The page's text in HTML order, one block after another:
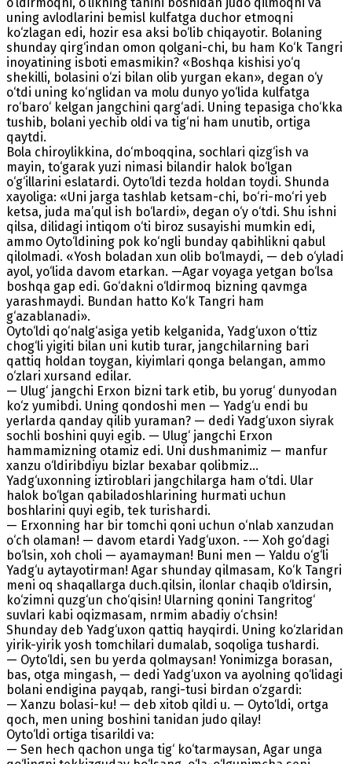
uning avlodlarini bemisl kulfatga duchor etmoqni
ko‘zlagan edi, hozir esa aksi bo‘lib chiqayotir. Bolaning
shunday qirg‘indan omon qolgani-chi, bu ham Ko‘k Tangri
inoyatining isboti emasmikin? «Boshqa kishisi yo‘q
shekilli, bolasini o‘zi bilan olib yurgan ekan», degan o‘y
o‘tdi uning ko‘nglidan va molu dunyo yo‘lida kulfatga
ro‘baro‘ kelgan jangchini qarg‘adi. Uning tepasiga cho‘kka
tushib, bolani yechib oldi va tig‘ni ham unutib, ortiga
qaytdi.
Bola chiroylikkina, do‘mboqqina, sochlari qizg‘ish va
mayin, to‘garak yuzi nimasi bilandir halok bo‘lgan
o‘g‘illarini eslatardi. Oyto‘ldi tezda holdan toydi. Shunda
xayoliga: «Uni jarga tashlab ketsam-chi, bo‘ri-mo‘ri yeb
ketsa, juda ma’qul ish bo‘lardi», degan o‘y o‘tdi. Shu ishni
qilsa, dilidagi intiqom o‘ti biroz susayishi mumkin edi,
ammo Oyto‘ldining pok ko‘ngli bunday qabihlikni qabul
qilolmadi. «Yosh boladan xun olib bo‘lmaydi, — deb o‘yladi
ayol, yo‘lida davom etarkan. —Agar voyaga yetgan bo‘lsa
boshqa gap edi. Go‘dakni o‘ldirmoq bizning qavmga
yarashmaydi. Bundan hatto Ko‘k Tangri ham
g‘azablanadi».
Oyto‘ldi qo‘nalg‘asiga yetib kelganida, Yadg‘uxon o‘ttiz
chog‘li yigiti bilan uni kutib turar, jangchilarning bari
qattiq holdan toygan, kiyimlari qonga belangan, ammo
o‘zlari xursand edilar.
— Ulug‘ jangchi Erxon bizni tark etib, bu yorug‘ dunyodan
ko‘z yumibdi. Uning qondoshi men — Yadg‘u endi bu
yerlarda qanday qilib yuraman? — dedi Yadg‘uxon siyrak
sochli boshini quyi egib. — Ulug‘ jangchi Erxon
hammamizning otamiz edi. Uni dushmanimiz — manfur
xanzu o‘ldiribdiyu bizlar bexabar qolibmiz...
Yadg‘uxonning iztiroblari jangchilarga ham o‘tdi. Ular
halok bo‘lgan qabiladoshlarining hurmati uchun
boshlarini quyi egib, tek turishardi.
— Erxonning har bir tomchi qoni uchun o‘nlab xanzudan
o‘ch olaman! — davom etardi Yadg‘uxon. -— Xoh go‘dagi
bo‘lsin, xoh choli — ayamayman! Buni men — Yaldu o‘g‘li
Yadg‘u aytayotirman! Agar shunday qilmasam, Ko‘k Tangri
meni oq shaqallarga duch.qilsin, ilonlar chaqib o‘ldirsin,
ko‘zimni quzg‘un cho‘qisin! Ularning qonini Tangritog‘
suvlari kabi oqizmasam, nrmim abadiy o‘chsin!
Shunday deb Yadg‘uxon qattiq hayqirdi. Uning ko‘zlaridan
yirik-yirik yosh tomchilari dumalab, soqoliga tushardi.
— Oyto‘ldi, sen bu yerda qolmaysan! Yonimizga borasan,
bas, otga mingash, — dedi Yadg‘uxon va ayolning qo‘lidagi
bolani endigina payqab, rangi-tusi birdan o‘zgardi:
— Xanzu bolasi-ku! — deb xitob qildi u. — Oyto‘ldi, ortga
qoch, men uning boshini tanidan judo qilay!
Oyto‘ldi ortiga tisarildi va:
— Sen hech qachon unga tig‘ ko‘tarmaysan, Agar unga